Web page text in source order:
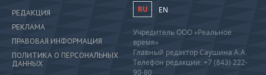
РЕДАКЦИЯ
РЕКЛАМА
ПРАВОВАЯ ИНФОРМАЦИЯ
ПОЛИТИКА О ПЕРСОНАЛЬНЫХ
ДАННЫХ
RU EN
Учредитель ООО «Реальное
время»
Главный редактор Саушина А.А.
Телефон редакции: +7 (843) 222-
90-80